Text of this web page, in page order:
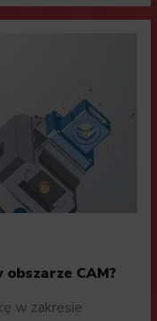
obszarze CAM?
w zakresie